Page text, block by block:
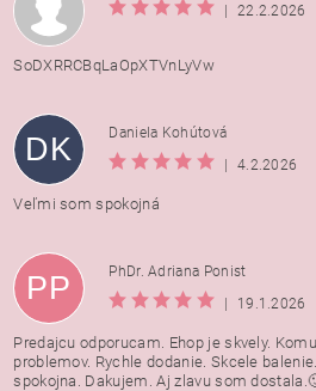
| 22.2.2026
SoDXRRCBqLaOpXTVnLyVw
DK
Daniela Kohútová
|
4.2.2026
Veľmi som spokojná
PP
PhDr. Adriana Ponist
|
19.1.2026
Predajcu odporucam. Ehop je skvely.
problemov. Rychle dodanie. Skcele
spokojna. Dakujem. Aj zlavu som